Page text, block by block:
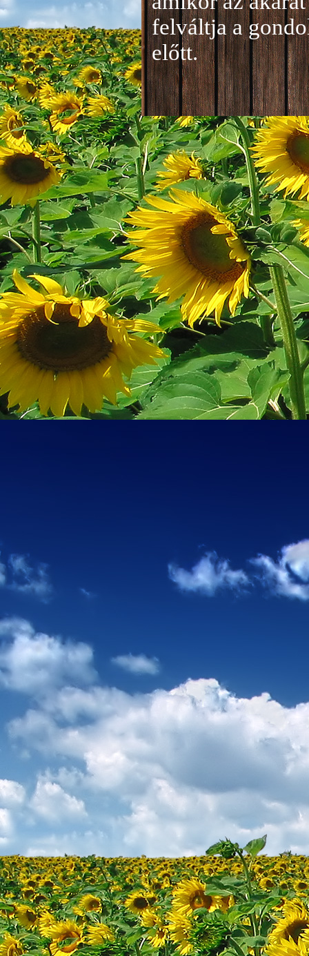
felváltja a
előtt.
Jelentkezés a
A
folyamatosan
benyújtása a je
történik mind
személyesen.
személyesen a
címen tudjátok
Kérelmeteket
Elérhetőségek
2081 Piliscsaba,
e-mail:
telefonszám:
Dr. Göllner
2081 Piliscsaba,
e-mail:
telefonszám:
adószám: